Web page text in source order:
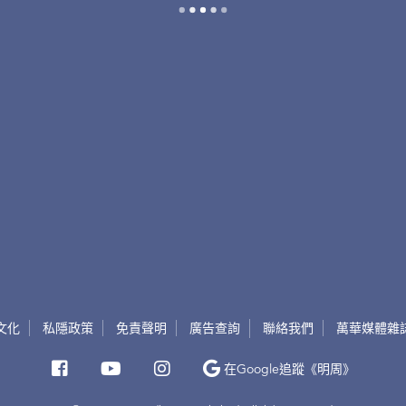
化 私隱政策 免責聲明 廣告查詢 聯絡我們 萬華媒體雜
在Google追蹤《明周》